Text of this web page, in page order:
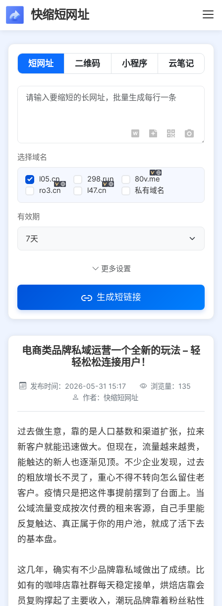
快缩短网址
短网址 二维码 小程序 云笔记
选择域名
l05.cn 298.run
80v.me
ro3.cn
l47.cn 私有域名
有效期
访问密码
社交平台 电商平台
选择防红平台类型，避免链接被拦截
平台设置
iOS Android PC 其他
选择允许访问的平台类型
更多设置
生成短链接
电商类品牌私域运营一个全新的玩法 – 轻
轻松松连接用户！
发布时间：2026-05-31 15:17
浏览量：135
作者：快缩短网址
过去做生意，靠的是人口基数和渠道扩张，拉来
新客户就能迅速做大。但现在，流量越来越贵，
能触达的新人也逐渐见顶。不少企业发现，过去
的粗放增长不灵了，重心不得不转向怎么留住老
客户。疫情只是把这件事提前摆到了台面上。当
公域流量变成按次付费的租来客源，自己手里能
反复触达、真正属于你的用户池，就成了活下去
的基本盘。
这几年，确实有不少品牌靠私域做出了成绩。比
如有的咖啡店靠社群每天稳定接单，烘焙店靠会
员复购撑起了主要收入，潮玩品牌靠着粉丝粘性